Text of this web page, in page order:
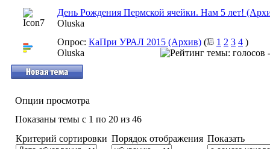
День Рождения Пермской ячейки. Нам 5 лет!
Oluska
Опрос: КаПри УРАЛ 2015 (Архив) ( 1 2 3 4 )
Oluska
Опции просмотра
Показаны темы с 1 по 20 из 46
Критерий сортировки Порядок отображения Показать